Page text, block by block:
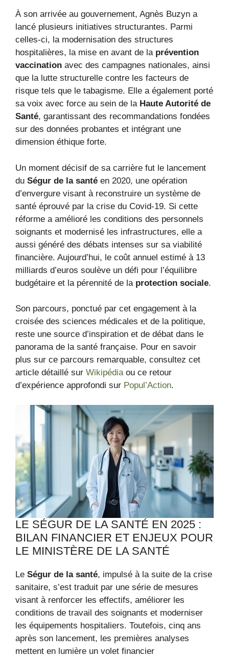
À son arrivée au gouvernement, Agnès Buzyn a
lancé plusieurs initiatives structurantes. Parmi
celles-ci, la modernisation des structures
hospitalières, la mise en avant de la prévention
vaccination avec des campagnes nationales, ainsi
que la lutte structurelle contre les facteurs de
risque tels que le tabagisme. Elle a également porté
sa voix avec force au sein de la Haute Autorité de
Santé, garantissant des recommandations fondées
sur des données probantes et intégrant une
dimension éthique forte.
Un moment décisif de sa carrière fut le lancement
du Ségur de la santé en 2020, une opération
d’envergure visant à reconstruire un système de
santé éprouvé par la crise du Covid-19. Si cette
réforme a amélioré les conditions des personnels
soignants et modernisé les infrastructures, elle a
aussi généré des débats intenses sur sa viabilité
financière. Aujourd’hui, le coût annuel estimé à 13
milliards d’euros soulève un défi pour l’équilibre
budgétaire et la pérennité de la protection sociale.
Son parcours, ponctué par cet engagement à la
croisée des sciences médicales et de la politique,
reste une source d’inspiration et de débat dans le
panorama de la santé française. Pour en savoir
plus sur ce parcours remarquable, consultez cet
article détaillé sur Wikipédiaou ce retour
d’expérience approfondi sur Popul’Action.
LE SÉGUR DE LA SANTÉ EN 2025 :
BILAN FINANCIER ET ENJEUX POUR
LE MINISTÈRE DE LA SANTÉ
Le Ségur de la santé, impulsé à la suite de la crise
sanitaire, s’est traduit par une série de mesures
visant à renforcer les effectifs, améliorer les
conditions de travail des soignants et moderniser
les équipements hospitaliers. Toutefois, cinq ans
après son lancement, les premières analyses
mettent en lumière un volet financier